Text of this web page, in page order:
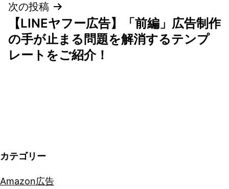
ビ
ゲ
ー
次の投稿
【LINEヤフー広告】「前編」広告制作
の手が止まる問題を解消するテンプ
レートをご紹介！
カテゴリー
Amazon広告